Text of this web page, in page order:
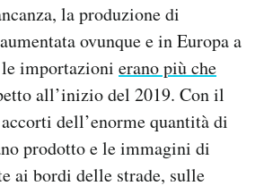
la produzione di
ovunque e in Europa a
importazioni erano più che
all’inizio del 2019. Con il
dell’enorme quantità di
prodotto e le immagini di
ai bordi delle strade, sulle